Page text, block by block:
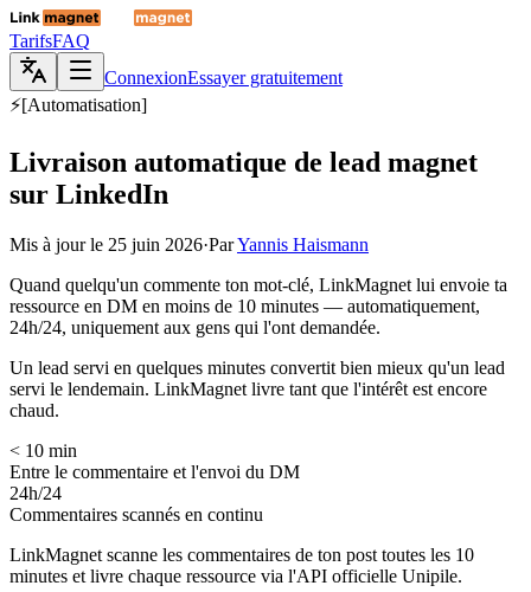
TarifsFAQ
ConnexionEssayer gratuitement
⚡[Automatisation]
Livraison automatique de lead magnet
sur LinkedIn
Mis à jour le 25 juin 2026·ParYannis Haismann
Quand quelqu'un commente ton mot-clé, LinkMagnet lui envoie ta
ressource en DM en moins de 10 minutes — automatiquement,
24h/24, uniquement aux gens qui l'ont demandée.
Un lead servi en quelques minutes convertit bien mieux qu'un lead
servi le lendemain. LinkMagnet livre tant que l'intérêt est encore
chaud.
< 10 min
Entre le commentaire et l'envoi du DM
24h/24
Commentaires scannés en continu
LinkMagnet scanne les commentaires de ton post toutes les 10
minutes et livre chaque ressource via l'API officielle Unipile.